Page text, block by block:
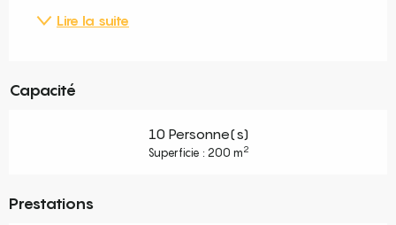
Lire la suite
Capacité
10 Personne(s)
Superficie : 200 m2
Prestations